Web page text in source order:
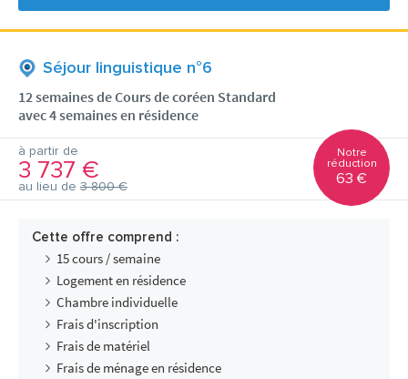
Séjour linguistique n°6
12 semaines de Cours de coréen Standard
avec 4 semaines en résidence
à partir de
3 737 €
au lieu de 3 800 €
Notre
réduction
63 €
Cette offre comprend :
15 cours / semaine
Logement en résidence
Chambre individuelle
Frais d'inscription
Frais de matériel
Frais de ménage en résidence